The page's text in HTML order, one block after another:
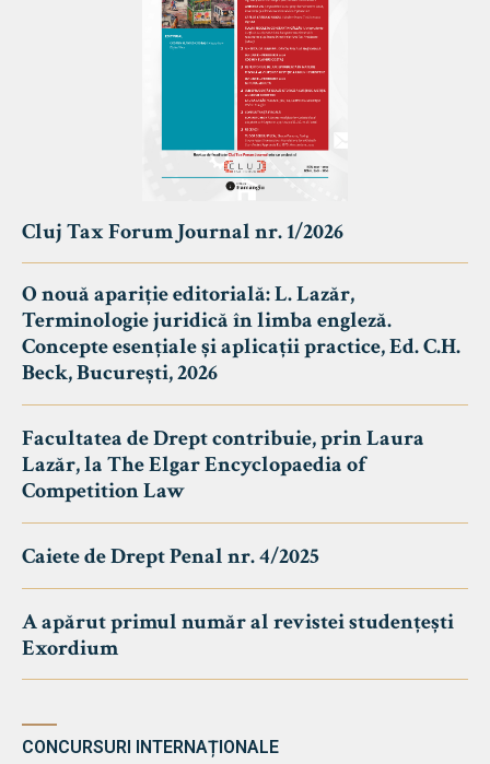
Cluj Tax Forum Journal nr. 1/2026
O nouă apariție editorială: L. Lazăr,
Terminologie juridică în limba engleză.
Concepte esențiale și aplicații practice, Ed. C.H.
Beck, București, 2026
Facultatea de Drept contribuie, prin Laura
Lazăr, la The Elgar Encyclopaedia of
Competition Law
Caiete de Drept Penal nr. 4/2025
A apărut primul număr al revistei studențești
Exordium
CONCURSURI INTERNAȚIONALE